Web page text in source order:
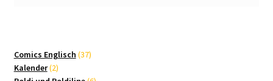
Comics Englisch 3737
Kalender 22